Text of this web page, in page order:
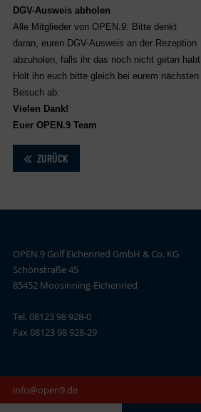
DGV-Ausweis abholen
Alle Mitglieder von OPEN.9: Bitte denkt
daran, euren DGV-Ausweis an der Rezeption
abzuholen, falls ihr das noch nicht getan habt.
Holt ihn euch bitte gleich bei eurem nächsten
Besuch ab.
Vielen Dank!
Euer OPEN.9 Team
ZURÜCK
OPEN.9 Golf Eichenried GmbH & Co. KG
Schönstraße 45
85452 Moosinning-Eichenried
Tel. 08123 98 928-0
Fax 08123 98 928-29
info@open9.de